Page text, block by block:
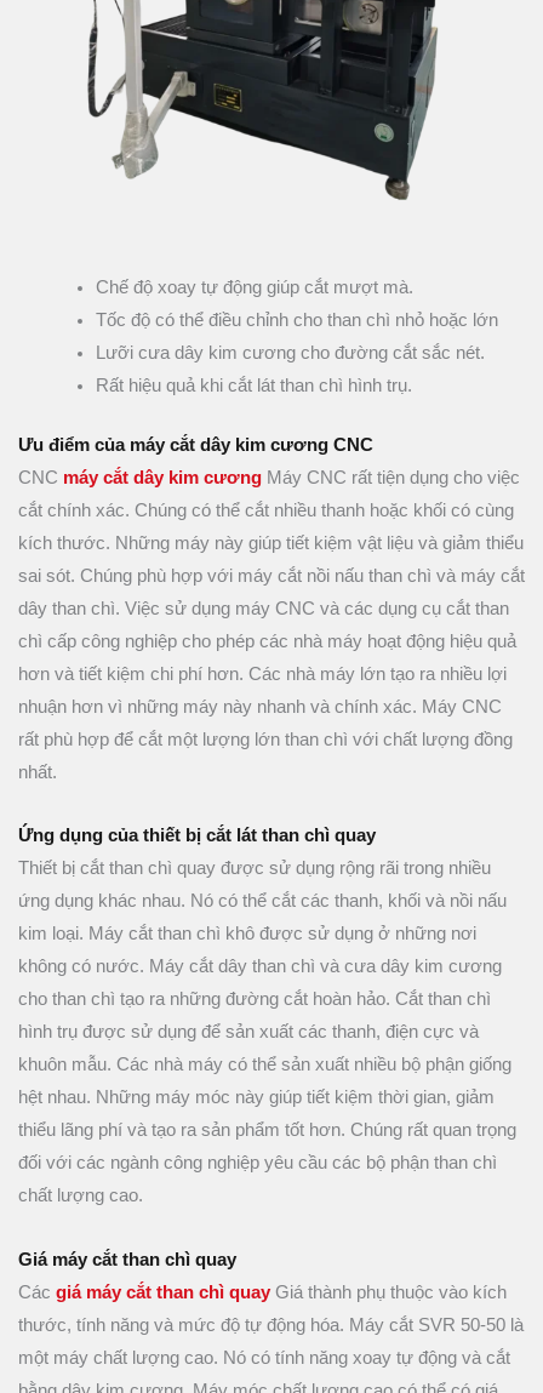
Chế độ xoay tự động giúp cắt mượt mà.
Tốc độ có thể điều chỉnh cho than chì nhỏ hoặc lớn
Lưỡi cưa dây kim cương cho đường cắt sắc nét.
Rất hiệu quả khi cắt lát than chì hình trụ.
Ưu điểm của máy cắt dây kim cương CNC
CNC máy cắt dây kim cương Máy CNC rất tiện dụng cho việc
cắt chính xác. Chúng có thể cắt nhiều thanh hoặc khối có cùng
kích thước. Những máy này giúp tiết kiệm vật liệu và giảm thiểu
sai sót. Chúng phù hợp với máy cắt nồi nấu than chì và máy cắt
dây than chì. Việc sử dụng máy CNC và các dụng cụ cắt than
chì cấp công nghiệp cho phép các nhà máy hoạt động hiệu quả
hơn và tiết kiệm chi phí hơn. Các nhà máy lớn tạo ra nhiều lợi
nhuận hơn vì những máy này nhanh và chính xác. Máy CNC
rất phù hợp để cắt một lượng lớn than chì với chất lượng đồng
nhất.
Ứng dụng của thiết bị cắt lát than chì quay
Thiết bị cắt than chì quay được sử dụng rộng rãi trong nhiều
ứng dụng khác nhau. Nó có thể cắt các thanh, khối và nồi nấu
kim loại. Máy cắt than chì khô được sử dụng ở những nơi
không có nước. Máy cắt dây than chì và cưa dây kim cương
cho than chì tạo ra những đường cắt hoàn hảo. Cắt than chì
hình trụ được sử dụng để sản xuất các thanh, điện cực và
khuôn mẫu. Các nhà máy có thể sản xuất nhiều bộ phận giống
hệt nhau. Những máy móc này giúp tiết kiệm thời gian, giảm
thiểu lãng phí và tạo ra sản phẩm tốt hơn. Chúng rất quan trọng
đối với các ngành công nghiệp yêu cầu các bộ phận than chì
chất lượng cao.
Giá máy cắt than chì quay
Các giá máy cắt than chì quay Giá thành phụ thuộc vào kích
thước, tính năng và mức độ tự động hóa. Máy cắt SVR 50-50 là
một máy chất lượng cao. Nó có tính năng xoay tự động và cắt